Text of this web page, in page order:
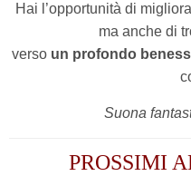
Hai l’opportunità di
ma anche di
versoun profondo
Suona
PROSSIMI